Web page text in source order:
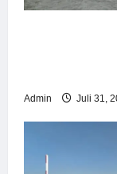
Admin Juli 31,